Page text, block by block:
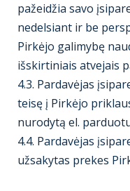
pažeidžia savo
nedelsiant ir be
Pirkėjo galimybę
išskirtiniais atvejais
4.3. Pardavėjas
teisę į Pirkėjo
nurodytą el.
4.4. Pardavėjas
užsakytas prekes